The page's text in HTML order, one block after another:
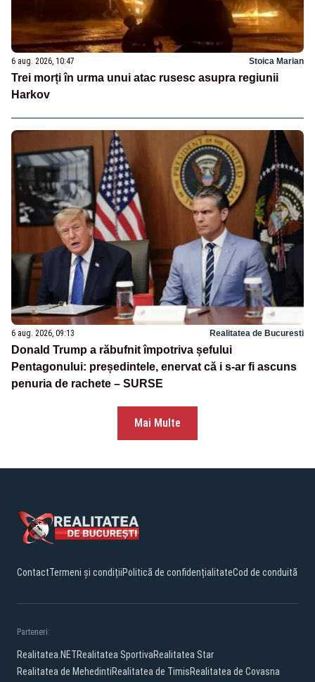
6 aug. 2026, 10:47 Stoica Marian
Trei morți în urma unui atac rusesc asupra regiunii
Harkov
6 aug. 2026, 09:13 Realitatea de Bucuresti
Donald Trump a răbufnit împotriva șefului
Pentagonului: președintele, enervat că i s-ar fi ascuns
penuria de rachete – SURSE
Mai Multe
ContactTermeni și condițiiPolitică de confidențialitateCod de conduită
Parteneri:
Realitatea.NETRealitatea SportivaRealitatea Star
Realitatea de MehedintiRealitatea de TimisRealitatea de Covasna